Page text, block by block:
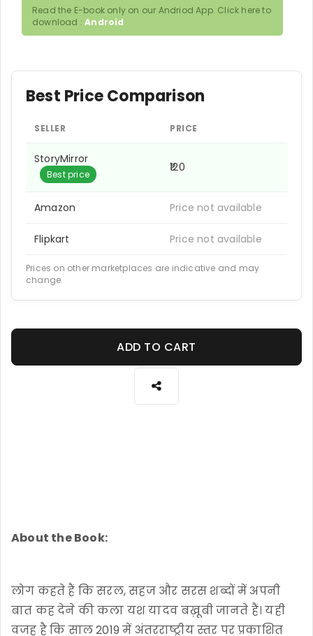
Read the E-book only on our Andriod App. Click here to
download :Android
Best Price Comparison
SELLER PRICE
StoryMirror
Best price
₹120
Amazon Price not available
Flipkart Price not available
Prices on other marketplaces are indicative and may
change.
ADD TO CART
About the Book:
लोग कहते हैं कि सरल, सहज और सरस शब्दों में अपनी
बात कह देने की कला यश यादव बख़ूबी जानते हैं। यही
वजह है कि साल 2019 में अंतरराष्ट्रीय स्तर पर प्रकाशित